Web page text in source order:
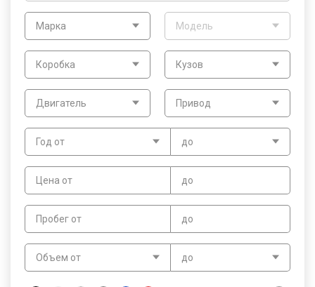
Марка Модель
Год от до
Цена от до
Коробка
Пробег от до
Объем от до
Кузов
Двигатель Привод